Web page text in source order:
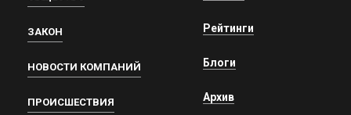
ЗАКОН
НОВОСТИ КОМПАНИЙ
ПРОИСШЕСТВИЯ
Рейтинги
Блоги
Архив